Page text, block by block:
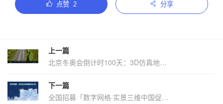
点赞2 分享
上一篇
北京冬奥会倒计时100天：3D仿真地图助力两大赛区1小时转场
下一篇
全国招募「数字网格·实景三维中国促进计划」合作伙伴